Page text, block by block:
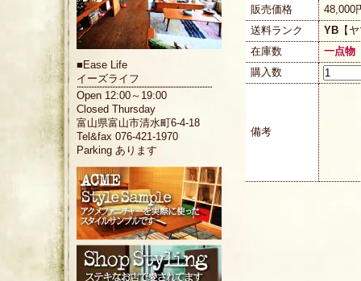
販売価格
48,000
送料ランク
YB 【
在庫数
一点物
購入数
備考
■ Ease Life
イーズライフ
Open 12:00～19:00
Closed Thursday
富山県富山市清水町6-4-18
Tel&fax 076-421-1970
Parking あります